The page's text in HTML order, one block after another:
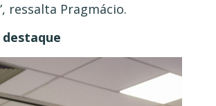
ressalta Pragmácio.